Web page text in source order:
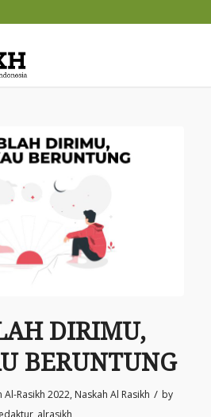
DIRIMU,
BERUNTUNG
Al-Rasikh 2022, Naskah Al Rasikh / by